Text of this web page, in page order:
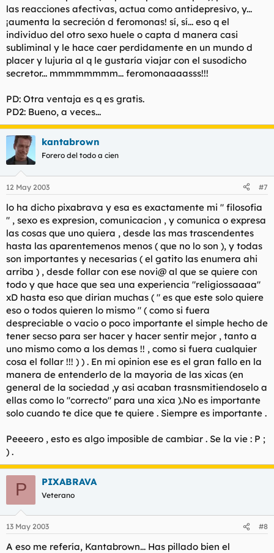
las reacciones afectivas, actua como antidepresivo, y...
¡aumenta la secreción d feromonas! sí, sí... eso q el
individuo del otro sexo huele o capta d manera casi
subliminal y le hace caer perdidamente en un mundo d
placer y lujuria al q le gustaría viajar con el susodicho
secretor... mmmmmmmm... feromonaaaasss!!!
PD: Otra ventaja es q es gratis.
PD2: Bueno, a veces...
kantabrown
Forero del todo a cien
12 May 2003 #7
lo ha dicho pixabrava y esa es exactamente mi " filosofia
" , sexo es expresion, comunicacion , y comunica o expresa
las cosas que uno quiera , desde las mas trascendentes
hasta las aparentemenos menos ( que no lo son ), y todas
son importantes y necesarias ( el gatito las enumera ahi
arriba ) , desde follar con ese novi@ al que se quiere con
todo y que hace que sea una experiencia "religiossaaaa"
xD hasta eso que dirian muchas ( " es que este solo quiere
eso o todos quieren lo mismo " ( como si fuera
despreciable o vacio o poco importante el simple hecho de
tener secso para ser hacer y hacer sentir mejor , tanto a
uno mismo como a los demas !! , como si fuera cualquier
cosa el follar !!! ) ) . En mi opinion ese es el gran fallo en la
manera de entenderlo de la mayoria de las xicas (en
general de la sociedad ,y asi acaban trasnsmitiendoselo a
ellas como lo "correcto" para una xica ).No es importante
solo cuando te dice que te quiere . Siempre es importante .
Peeeero , esto es algo imposible de cambiar . Se la vie : P ;
) .
P PIXABRAVA
Veterano
13 May 2003 #8
A eso me refería, Kantabrown... Has pillado bien el